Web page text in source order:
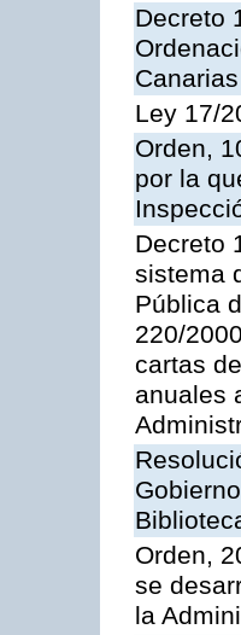
Decreto
Canarias
Ley 17/
Orden,
por la
Decreto
sistema
Pública
220/
cartas
anuales
Orden,
se
la